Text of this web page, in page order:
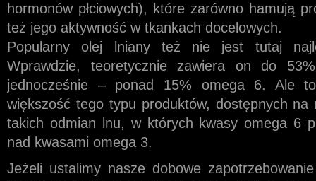
hormonów płciowych), które zarówno hamują
też jego aktywność w tkankach docelowych.
Popularny olej lniany też nie jest tutaj
Wprawdzie, teoretycznie zawiera on do
jednocześnie – ponad 15% omega 6. Ale
większość tego typu produktów, dostępnych
takich odmian lnu, w których kwasy omega 6
nad kwasami omega 3.
Jeżeli ustalimy nasze dobowe